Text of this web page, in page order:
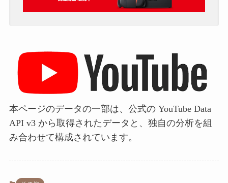
本ページのデータの一部は、公式の YouTube Data
API v3 から取得されたデータと、独自の分析を組
み合わせて構成されています。